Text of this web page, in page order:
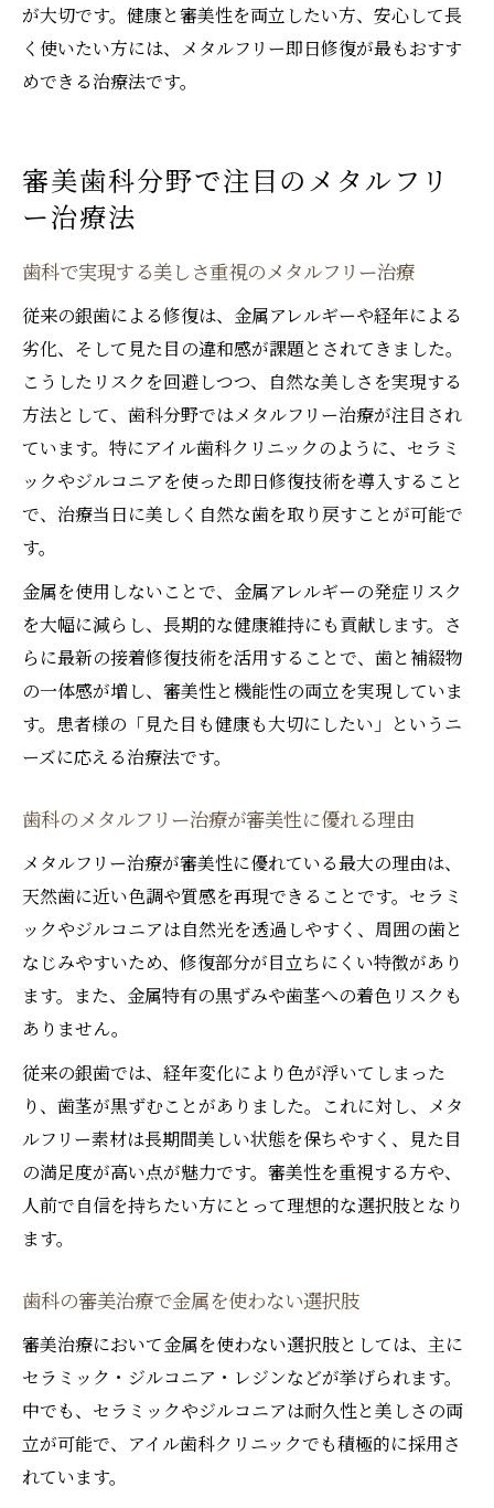
が大切です。健康と審美性を両立したい方、安心して長
く使いたい方には、メタルフリー即日修復が最もおすす
めできる治療法です。
審美歯科分野で注目のメタルフリ
ー治療法
歯科で実現する美しさ重視のメタルフリー治療
従来の銀歯による修復は、金属アレルギーや経年による
劣化、そして見た目の違和感が課題とされてきました。
こうしたリスクを回避しつつ、自然な美しさを実現する
方法として、歯科分野ではメタルフリー治療が注目され
ています。特にアイル歯科クリニックのように、セラミ
ックやジルコニアを使った即日修復技術を導入すること
で、治療当日に美しく自然な歯を取り戻すことが可能で
す。
金属を使用しないことで、金属アレルギーの発症リスク
を大幅に減らし、長期的な健康維持にも貢献します。さ
らに最新の接着修復技術を活用することで、歯と補綴物
の一体感が増し、審美性と機能性の両立を実現していま
す。患者様の「見た目も健康も大切にしたい」というニ
ーズに応える治療法です。
歯科のメタルフリー治療が審美性に優れる理由
メタルフリー治療が審美性に優れている最大の理由は、
天然歯に近い色調や質感を再現できることです。セラミ
ックやジルコニアは自然光を透過しやすく、周囲の歯と
なじみやすいため、修復部分が目立ちにくい特徴があり
ます。また、金属特有の黒ずみや歯茎への着色リスクも
ありません。
従来の銀歯では、経年変化により色が浮いてしまった
り、歯茎が黒ずむことがありました。これに対し、メタ
ルフリー素材は長期間美しい状態を保ちやすく、見た目
の満足度が高い点が魅力です。審美性を重視する方や、
人前で自信を持ちたい方にとって理想的な選択肢となり
ます。
歯科の審美治療で金属を使わない選択肢
審美治療において金属を使わない選択肢としては、主に
セラミック・ジルコニア・レジンなどが挙げられます。
中でも、セラミックやジルコニアは耐久性と美しさの両
立が可能で、アイル歯科クリニックでも積極的に採用さ
れています。